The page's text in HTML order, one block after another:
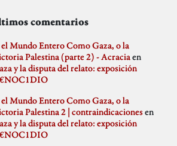
pasa aquí?
2026
2026
2025
2025
2023
2023
2023
2022
Antselovich
Ochoa
De Castro
Gallo
comentarios
Mundo Entero Como Gaza, o la
Palestina (parte 2) - Acracia en
y la disputa del relato: exposición
Mundo Entero Como Gaza, o la
Palestina 2 | contraindicacionesen
y la disputa del relato: exposición